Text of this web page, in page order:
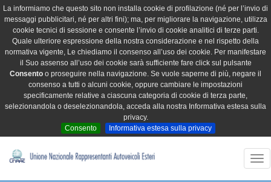
La informiamo che questo sito non installa cookie di profilazione (né per l’invio di
messaggi pubblicitari, né per altri fini); ma, per migliorare la navigazione, utilizza
cookie tecnici di sessione e consente l’invio di cookie analitici di terze parti.
Quale ulteriore espressione della nostra considerazione e nel rispetto della
normativa vigente, Le chiediamo il consenso all’uso dei cookie. Per manifestare
il Suo assenso all’uso dei cookie sarà sufficiente fare click sul pulsante
Consento o proseguire nella navigazione. Se vuole saperne di più, negare il
consenso a tutti o alcuni cookie, oppure cambiare le impostazioni
specificamente relative a ciascuna categoria di cookie di terza parte,
selezionandola o deselezionandola, acceda alla nostra Informativa estesa sulla
privacy.
Consento
Informativa estesa sulla privacy